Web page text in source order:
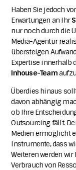
Haben Sie jedoch
Erwartungen an Ihr
nur noch durch die
Media-Agentur
übersteigen
Expertise innerhalb
Inhouse-Team
Überdies hinaus
davon abhängig
ob Ihre
Outsourcing fällt.
Medien ermöglicht
Instrumente, dass
Weiteren werden
Verbrauch von